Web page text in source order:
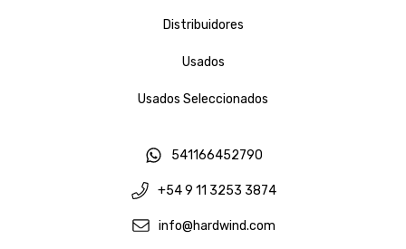
Distribuidores
Usados
Usados Seleccionados
541166452790
+54 9 11 3253 3874
info@hardwind.com